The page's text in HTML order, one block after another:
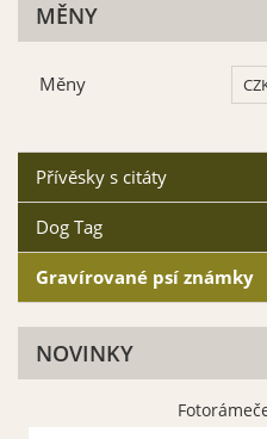
Vybrat
MĚNY
Měny
Přívěsky s citáty
Dog Tag
Gravírované psí známky
NOVINKY